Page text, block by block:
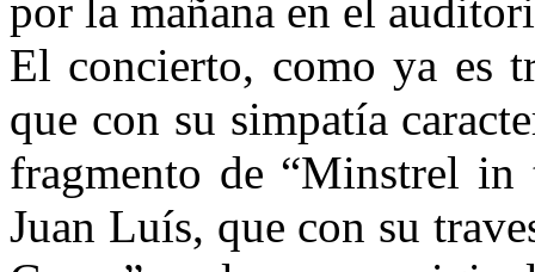
por la mañana en el
El concierto, como ya es
que con su simpatía
fragmento de “Minstrel in
Juan Luís, que con su